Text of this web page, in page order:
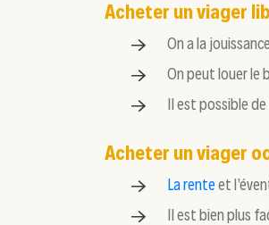
Acheter un viager
On a la
On peut louer le
Il est possible
Acheter un viager
La renteet
Il est bien plus